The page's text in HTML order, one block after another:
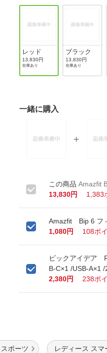
レッド
13,830円
在庫あり
ブラック
13,830円
在庫あり
一緒に購入
Amazfit
13,830円
1,383
Amazfit Bip 6 フ
1,080円
108ポ
ビックアイデア
B-C×1 /USB-A×1 /
2,380円
238ポ
ポーツ レディース スマ